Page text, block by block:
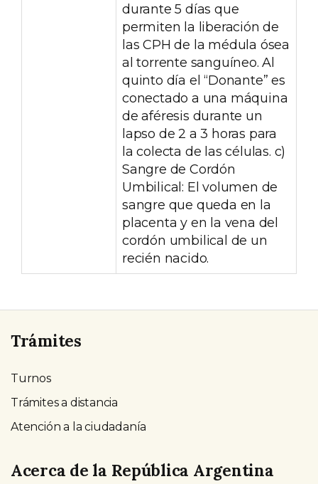
durante 5 días que
permiten la liberación de
las CPH de la médula ósea
al torrente sanguíneo. Al
quinto día el “Donante” es
conectado a una máquina
de aféresis durante un
lapso de 2 a 3 horas para
la colecta de las células. c)
Sangre de Cordón
Umbilical: El volumen de
sangre que queda en la
placenta y en la vena del
cordón umbilical de un
recién nacido.
Trámites
Turnos
Trámites a distancia
Atención a la ciudadanía
Acerca de la República Argentina